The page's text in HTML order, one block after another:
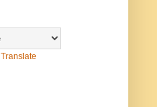
Translate